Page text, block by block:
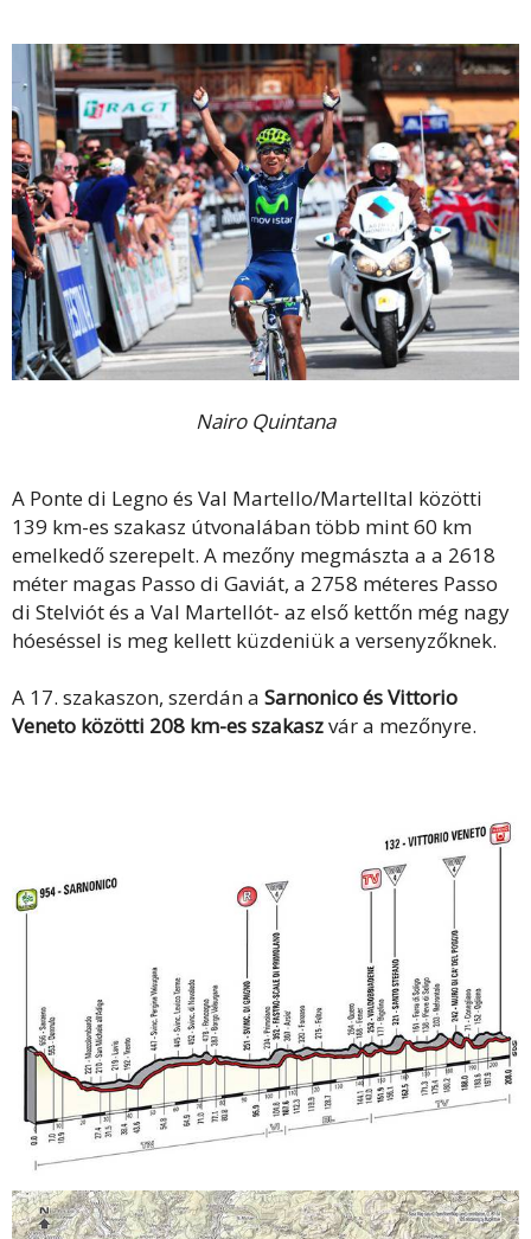
Nairo Quintana
A Ponte di Legno és Val Martello/Martelltal közötti
139 km-es szakasz útvonalában több mint 60 km
emelkedő szerepelt. A mezőny megmászta a a 2618
méter magas Passo di Gaviát, a 2758 méteres Passo
di Stelviót és a Val Martellót- az első kettőn még nagy
hóeséssel is meg kellett küzdeniük a versenyzőknek.
A 17. szakaszon, szerdán a Sarnonico és Vittorio
Veneto közötti 208 km-es szakaszvár a mezőnyre.